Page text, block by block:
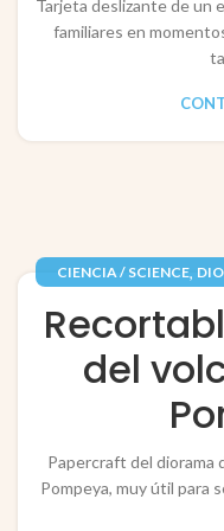
Tarjeta deslizante de un
familiares en
CIENCIA / SCIENCE,
del
Papercraft del diorama
Pompeya, muy útil para